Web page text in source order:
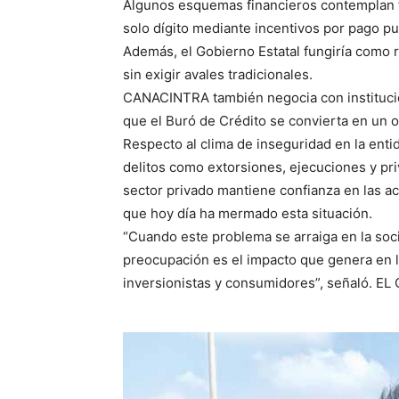
Algunos esquemas financieros
solo dígito mediante incentivos por pago
Además, el Gobierno Estatal fungiría
sin exigir avales tradicionales.
CANACINTRA también negocia con
que el Buró de Crédito se convierta en un
Respecto al clima de inseguridad en la
delitos como extorsiones, ejecuciones y
sector privado mantiene confianza en las
que hoy día ha mermado esta situación.
“Cuando este problema se arraiga en la
preocupación es el impacto que genera
inversionistas y consumidores”, señaló. EL